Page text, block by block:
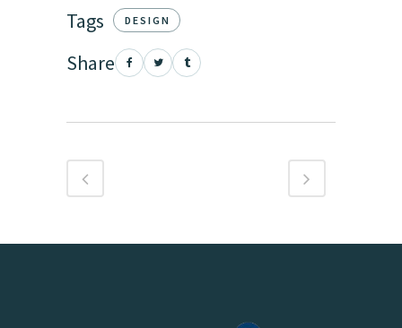
Tags DESIGN
Share